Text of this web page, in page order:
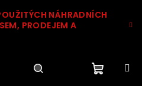
NÁHRADNÍCH
PRODEJEM A
HledatPřihlášení